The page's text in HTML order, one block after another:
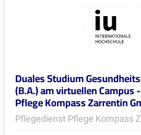
Duales Studium
(B.A.) am virtuellen Campus
Pflege Kompass Zarrentin
Pflegedienst Pflege Kompass